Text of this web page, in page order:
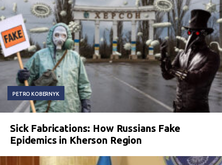
PETRO KOBERNYK
Sick Fabrications: How Russians Fake
Epidemics in Kherson Region